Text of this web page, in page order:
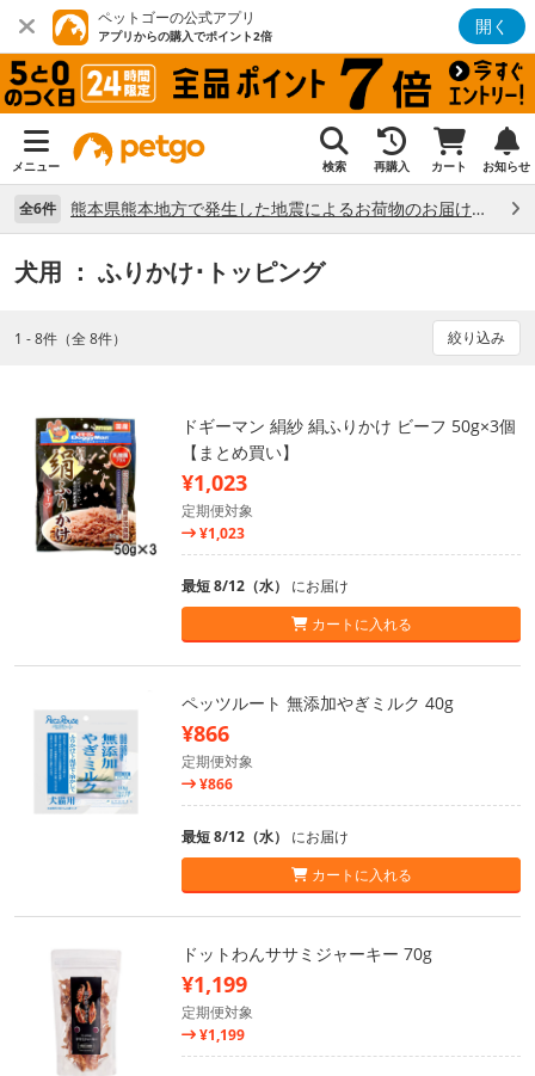
ペットゴーの公式アプリ
アプリからの購入でポイント2倍 開く
メニュー 検索 再購入 カート お知らせ
全6件 熊本県熊本地方で発生した地震によるお荷物のお届け状況について （7/28）
犬用 ： ふりかけ･トッピング
1 - 8件（全 8件） 絞り込み
ドギーマン 絹紗 絹ふりかけ ビーフ 50g×3個
【まとめ買い】
¥1,023
定期便対象
¥1,023
最短 8/12（水） にお届け
カートに入れる
ペッツルート 無添加やぎミルク 40g
¥866
定期便対象
¥866
最短 8/12（水） にお届け
カートに入れる
ドットわんササミジャーキー 70g
¥1,199
定期便対象
¥1,199